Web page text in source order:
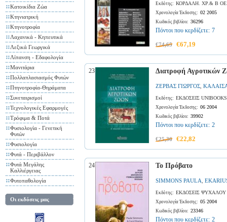
Κατοικίδια Ζώα
Κτηνιατρική
Κτηνοτροφία
Λαχανικά - Κηπευτικά
Λεξικά Γεωργικά
Λίπανση - Εδαφολογία
Μανιτάρια
Πολλαπλασιασμός Φυτών
Πτηνοτροφία-Θηράματα
Συνεταιρισμοί
Τεχνολογικές Εφαρμογές
Τρόφιμα & Ποτά
Φυσιολογία - Γενετική
Φυτών
Φυσιολογία
Φυτά - Περιβάλλον
Φυτά Μεγάλης
Καλλιέργειας
Φυτοπαθολογία
Οι εκδόσεις μας
Εκδότης: ΚΟΡΔΑΛΗ. ΧΡ.& Β ΟΕ
Χρονολογία Έκδοσης: 02 2005
Κωδικός βιβλίου: 36296
Πόντοι που κερδίζετε: 7
€74,65 €67,19
23 Διατροφή Αγροτικών
ΖΕΡΒΑΣ ΓΙΩΡΓΟΣ
Εκδότης: ΕΚΔΟΣΕΙΣ UNIBOOKS
Χρονολογία Έκδοσης: 06 2004
Κωδικός βιβλίου: 39902
Πόντοι που κερδίζετε: 2
€25,36 €22,82
24 Το Πρόβατο
SIMMONS PAULA
Εκδότης: ΕΚΔΟΣΕΙΣ ΨΥΧΑΛΟΥ
Χρονολογία Έκδοσης: 05 2004
Κωδικός βιβλίου: 23346
Πόντοι που κερδίζετε: 2